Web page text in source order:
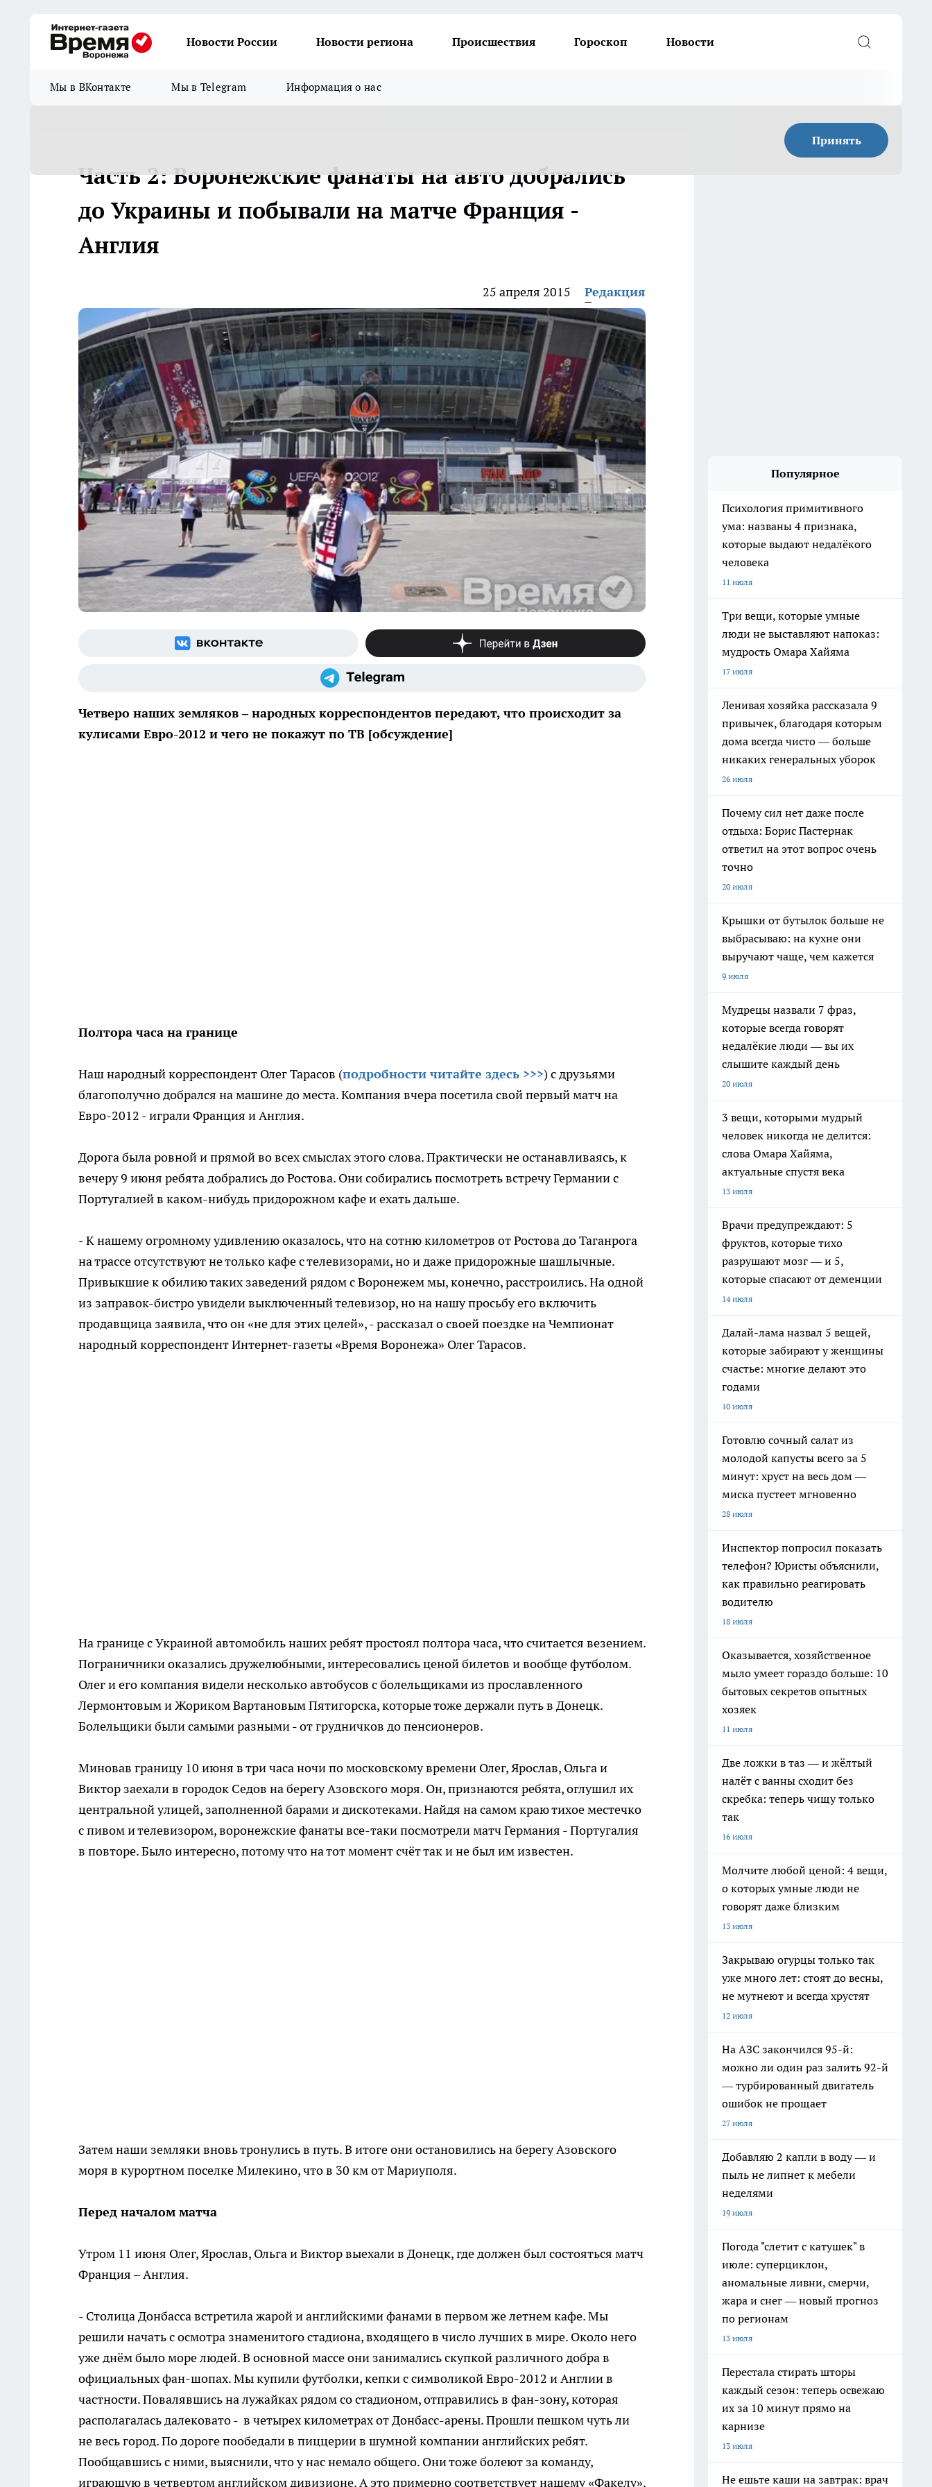
Новости России Новости региона Происшествия Гороскоп Новости
Мы в ВКонтакте Мы в Telegram Информация о нас
Принять
Часть 2: Воронежские фанаты на авто добрались
до Украины и побывали на матче Франция -
Англия
25 апреля 2015 Редакция
Четверо наших земляков – народных корреспондентов передают, что происходит за
кулисами Евро-2012 и чего не покажут по ТВ [обсуждение]
Полтора часа на границе
Наш народный корреспондент Олег Тарасов (подробности читайте здесь >>>) с друзьями
благополучно добрался на машине до места. Компания вчера посетила свой первый матч на
Евро-2012 - играли Франция и Англия.
Дорога была ровной и прямой во всех смыслах этого слова. Практически не останавливаясь, к
вечеру 9 июня ребята добрались до Ростова. Они собирались посмотреть встречу Германии с
Португалией в каком-нибудь придорожном кафе и ехать дальше.
- К нашему огромному удивлению оказалось, что на сотню километров от Ростова до Таганрога
на трассе отсутствуют не только кафе с телевизорами, но и даже придорожные шашлычные.
Привыкшие к обилию таких заведений рядом с Воронежем мы, конечно, расстроились. На одной
из заправок-бистро увидели выключенный телевизор, но на нашу просьбу его включить
продавщица заявила, что он «не для этих целей», - рассказал о своей поездке на Чемпионат
народный корреспондент Интернет-газеты «Время Воронежа» Олег Тарасов.
На границе с Украиной автомобиль наших ребят простоял полтора часа, что считается везением.
Пограничники оказались дружелюбными, интересовались ценой билетов и вообще футболом.
Олег и его компания видели несколько автобусов с болельщиками из прославленного
Лермонтовым и Жориком Вартановым Пятигорска, которые тоже держали путь в Донецк.
Болельщики были самыми разными - от грудничков до пенсионеров.
Миновав границу 10 июня в три часа ночи по московскому времени Олег, Ярослав, Ольга и
Виктор заехали в городок Седов на берегу Азовского моря. Он, признаются ребята, оглушил их
центральной улицей, заполненной барами и дискотеками. Найдя на самом краю тихое местечко
с пивом и телевизором, воронежские фанаты все-таки посмотрели матч Германия - Португалия
в повторе. Было интересно, потому что на тот момент счёт так и не был им известен.
Затем наши земляки вновь тронулись в путь. В итоге они остановились на берегу Азовского
моря в курортном поселке Милекино, что в 30 км от Мариуполя.
Перед началом матча
Утром 11 июня Олег, Ярослав, Ольга и Виктор выехали в Донецк, где должен был состояться матч
Франция – Англия.
- Столица Донбасса встретила жарой и английскими фанами в первом же летнем кафе. Мы
решили начать с осмотра знаменитого стадиона, входящего в число лучших в мире. Около него
уже днём было море людей. В основной массе они занимались скупкой различного добра в
официальных фан-шопах. Мы купили футболки, кепки с символикой Евро-2012 и Англии в
частности. Повалявшись на лужайках рядом со стадионом, отправились в фан-зону, которая
располагалась далековато - в четырех километрах от Донбасс-арены. Прошли пешком чуть ли
не весь город. По дороге пообедали в пиццерии в шумной компании английских ребят.
Пообщавшись с ними, выяснили, что у нас немало общего. Они тоже болеют за команду,
играющую в четвертом английском дивизионе. А это примерно соответствует нашему «Факелу».
Популярное
Психология примитивного
ума: названы 4 признака,
которые выдают недалёкого
человека
11 июля
Три вещи, которые умные
люди не выставляют напоказ:
мудрость Омара Хайяма
17 июля
Ленивая хозяйка рассказала 9
привычек, благодаря которым
дома всегда чисто — больше
никаких генеральных уборок
26 июля
Почему сил нет даже после
отдыха: Борис Пастернак
ответил на этот вопрос очень
точно
20 июля
Крышки от бутылок больше не
выбрасываю: на кухне они
выручают чаще, чем кажется
9 июля
Мудрецы назвали 7 фраз,
которые всегда говорят
недалёкие люди — вы их
слышите каждый день
20 июля
3 вещи, которыми мудрый
человек никогда не делится:
слова Омара Хайяма,
актуальные спустя века
13 июля
Врачи предупреждают: 5
фруктов, которые тихо
разрушают мозг — и 5,
которые спасают от деменции
14 июля
Далай-лама назвал 5 вещей,
которые забирают у женщины
счастье: многие делают это
годами
10 июля
Готовлю сочный салат из
молодой капусты всего за 5
минут: хруст на весь дом —
миска пустеет мгновенно
28 июля
Инспектор попросил показать
телефон? Юристы объяснили,
как правильно реагировать
водителю
18 июля
Оказывается, хозяйственное
мыло умеет гораздо больше: 10
бытовых секретов опытных
хозяек
11 июля
Две ложки в таз — и жёлтый
налёт с ванны сходит без
скребка: теперь чищу только
так
16 июля
Молчите любой ценой: 4 вещи,
о которых умные люди не
говорят даже близким
13 июля
Закрываю огурцы только так
уже много лет: стоят до весны,
не мутнеют и всегда хрустят
12 июля
На АЗС закончился 95-й:
можно ли один раз залить 92-й
— турбированный двигатель
ошибок не прощает
27 июля
Добавляю 2 капли в воду — и
пыль не липнет к мебели
неделями
19 июля
Погода "слетит с катушек" в
июле: суперциклон,
аномальные ливни, смерчи,
жара и снег — новый прогноз
по регионам
13 июля
Перестала стирать шторы
каждый сезон: теперь освежаю
их за 10 минут прямо на
карнизе
13 июля
Не ешьте каши на завтрак: врач